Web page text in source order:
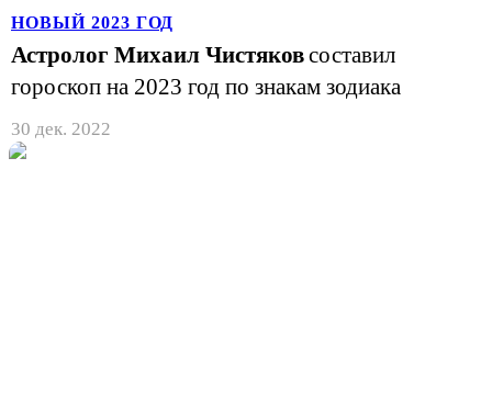
НОВЫЙ 2023 ГОД
Астролог Михаил Чистяковсоставил
гороскоп на 2023 год по знакам зодиака
30 дек. 2022